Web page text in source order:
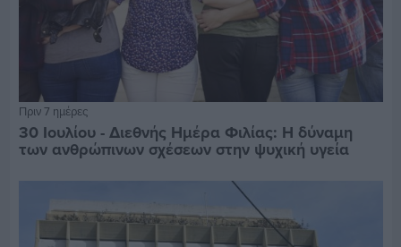
Πριν 7 ημέρες
30 Ιουλίου - Διεθνής Ημέρα Φιλίας: Η δύναμη
των ανθρώπινων σχέσεων στην ψυχική υγεία